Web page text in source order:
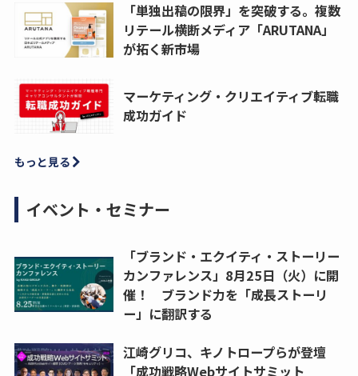
「単独出稿の限界」を突破する。複数
リテール横断メディア「ARUTANA」
が拓く新市場
マーケティング・クリエイティブ転職
成功ガイド
もっと見る
イベント・セミナー
「ブランド・エクイティ・ストーリー
カンファレンス」8月25日（火）に開
催！ ブランド力を「成長ストーリ
ー」に翻訳する
江崎グリコ、キノトロープらが登壇
「成功戦略Webサイトサミット